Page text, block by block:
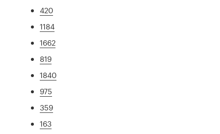
420
1184
1662
819
1840
975
359
163